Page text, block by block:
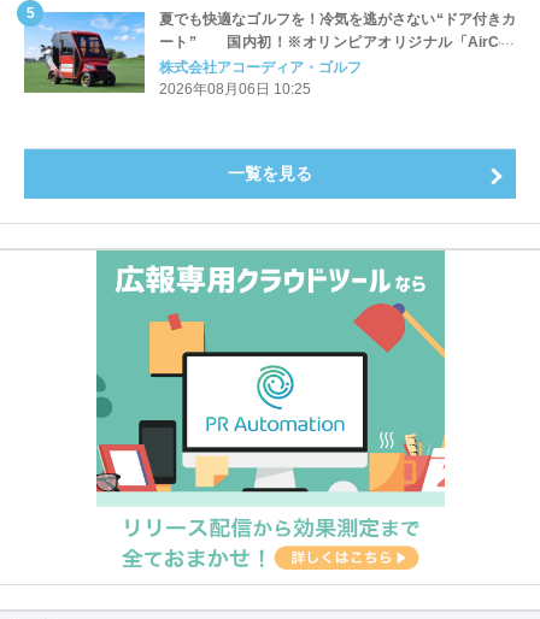
夏でも快適なゴルフを！冷気を逃がさない“ドア付きカ
ート” 国内初！※オリンピアオリジナル「AirCon
Cart（エアコンカート）」導入 | アコーディア・ゴ
ルフ
株式会社アコーディア・ゴルフ
2026年08月06日 10:25
一覧を見る